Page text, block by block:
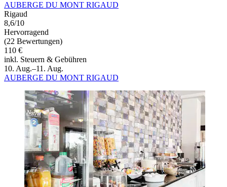
AUBERGE DU MONT RIGAUD
Rigaud
8,6/10
Hervorragend
(22 Bewertungen)
110 €
inkl. Steuern & Gebühren
10. Aug.–11. Aug.
AUBERGE DU MONT RIGAUD